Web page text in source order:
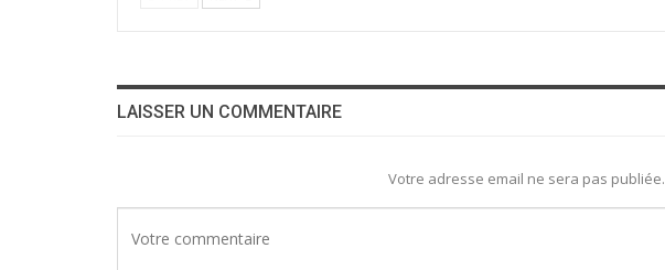
LAISSER UN COMMENTAIRE
Votre adresse email ne sera pas publiée.